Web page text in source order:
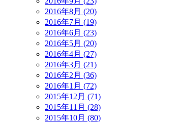
2016年8月 (20)
2016年7月 (19)
2016年6月 (23)
2016年5月 (20)
2016年4月 (27)
2016年3月 (21)
2016年2月 (36)
2016年1月 (72)
2015年12月 (71)
2015年11月 (28)
2015年10月 (80)